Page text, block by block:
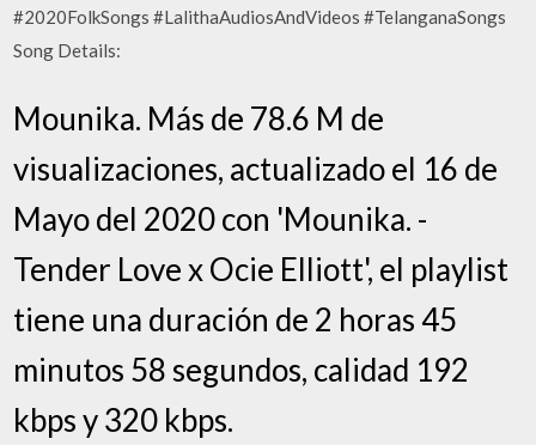
#2020FolkSongs #LalithaAudiosAndVideos #TelanganaSongs
Song Details:
Mounika. Más de 78.6 M de
visualizaciones, actualizado el 16 de
Mayo del 2020 con 'Mounika. -
Tender Love x Ocie Elliott', el playlist
tiene una duración de 2 horas 45
minutos 58 segundos, calidad 192
kbps y 320 kbps.